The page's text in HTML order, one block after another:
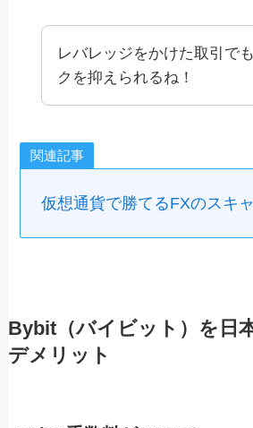
レバレッジをかけた取引で
クを抑えられるね！
関連記事
仮想通貨で勝てるFXのスキ
Bybit（バイビット）を日
デメリット